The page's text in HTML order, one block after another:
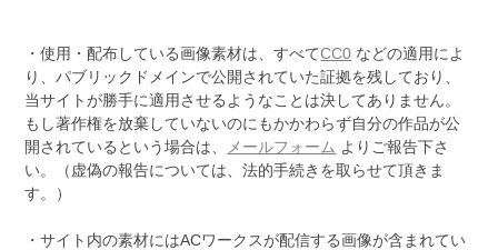
・使用・配布している画像素材は、すべてCC0 などの適用によ
り、パブリックドメインで公開されていた証拠を残しており、
当サイトが勝手に適用させるようなことは決してありません。
もし著作権を放棄していないのにもかかわらず自分の作品が公
開されているという場合は、 メールフォーム よりご報告下さ
い。（虚偽の報告については、法的手続きを取らせて頂きま
す。）
・サイト内の素材にはACワークスが配信する画像が含まれてい